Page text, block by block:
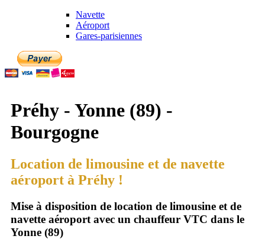
Navette
Aéroport
Gares-parisiennes
Préhy - Yonne (89) -
Bourgogne
Location de limousine et de navette
aéroport à Préhy !
Mise à disposition de location de limousine et de
navette aéroport avec un chauffeur VTC dans le
Yonne (89)